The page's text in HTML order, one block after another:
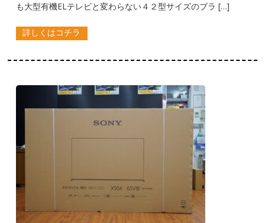
も大型有機ELテレビと変わらない４２型サイズのブラ […]
詳しくはコチラ